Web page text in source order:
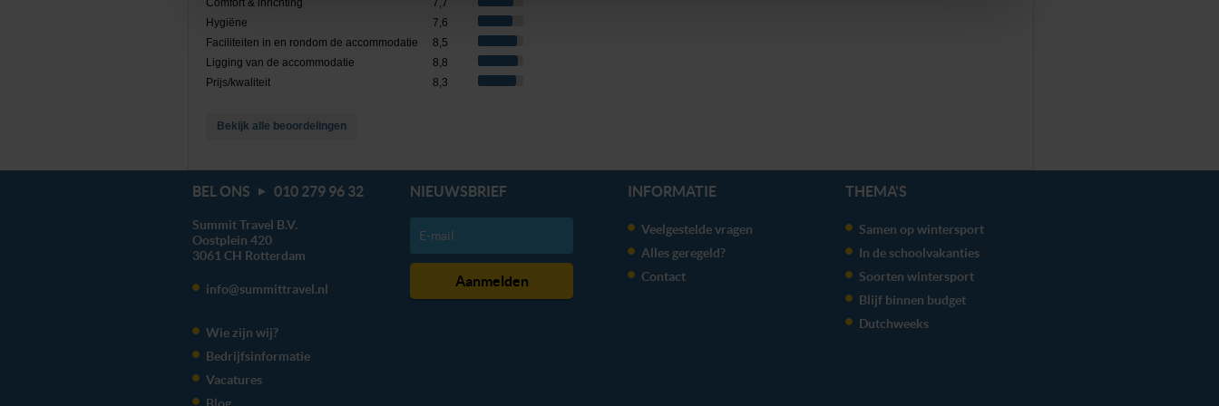
toestemming’. Je kunt dan weer per type cookie aangeven of je die wel of niet wilt toestaan.
We werken samen met20 derdendie uw gegevens kunnen ontvangen en verwerken.
Comfort & inrichting
7,7
Hygiëne
7,6
Faciliteiten in en rondom de accommodatie
8,5
Ligging van de accommodatie
8,8
Prijs/kwaliteit
8,3
Bekijk alle beoordelingen
BEL ONS 010 279 96 32
Summit Travel B.V.
Oostplein 420
3061 CH Rotterdam
info@summittravel.nl
Wie zijn wij?
Bedrijfsinformatie
Vacatures
NIEUWSBRIEF INFORMATIE
Veelgestelde vragen
Alles geregeld?
Contact
THEMA'S
Samen op wintersport
In de schoolvakanties
Soorten wintersport
Blijf binnen budget
Dutchweeks